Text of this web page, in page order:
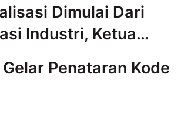
Dimulai Dari
Industri, Ketua…
Penataran Kode